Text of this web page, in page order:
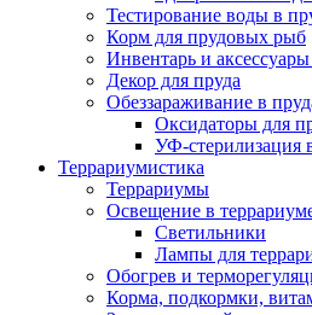
Тестирование воды в
Корм для прудовых рыб
Инвентарь и
Декор для пруда
Обеззараживание в
Оксидаторы для
УФ-стерилизация
Террариумистика
Террариумы
Освещение в
Светильники
Лампы для
Обогрев и
Корма, подкормки,